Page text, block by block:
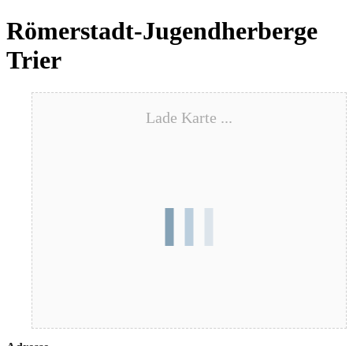
Römerstadt-Jugendherberge
Trier
Lade Karte ...